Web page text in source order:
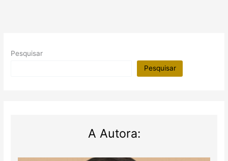
seu
Pesquisar
Pesquisar
A Autora: